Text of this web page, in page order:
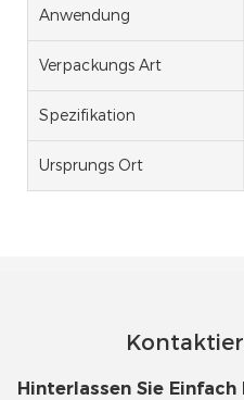
Anwendung
Verpackungs Art
Spezifikation
Ursprungs Ort
Hinterlassen Sie